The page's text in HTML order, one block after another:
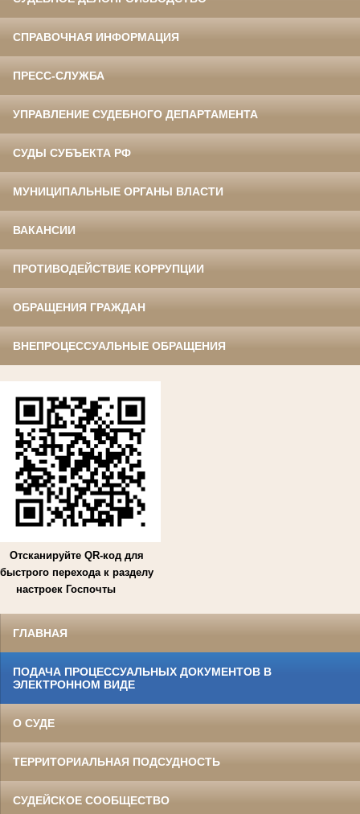
СПРАВОЧНАЯ ИНФОРМАЦИЯ
ПРЕСС-СЛУЖБА
УПРАВЛЕНИЕ СУДЕБНОГО ДЕПАРТАМЕНТА
СУДЫ СУБЪЕКТА РФ
МУНИЦИПАЛЬНЫЕ ОРГАНЫ ВЛАСТИ
ВАКАНСИИ
ПРОТИВОДЕЙСТВИЕ КОРРУПЦИИ
ОБРАЩЕНИЯ ГРАЖДАН
ВНЕПРОЦЕССУАЛЬНЫЕ ОБРАЩЕНИЯ
Отсканируйте QR-код для
быстрого перехода к разделу
настроек Госпочты
ГЛАВНАЯ
ПОДАЧА ПРОЦЕССУАЛЬНЫХ ДОКУМЕНТОВ В
ЭЛЕКТРОННОМ ВИДЕ
О СУДЕ
ТЕРРИТОРИАЛЬНАЯ ПОДСУДНОСТЬ
СУДЕЙСКОЕ СООБЩЕСТВО